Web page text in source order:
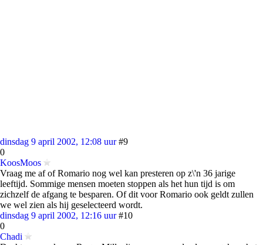
dinsdag 9 april 2002, 12:08 uur #9
0
KoosMoos
Vraag me af of Romario nog wel kan presteren op z\'n 36 jarige
leeftijd. Sommige mensen moeten stoppen als het hun tijd is om
zichzelf de afgang te besparen. Of dit voor Romario ook geldt zullen
we wel zien als hij geselecteerd wordt.
dinsdag 9 april 2002, 12:16 uur #10
0
Chadi